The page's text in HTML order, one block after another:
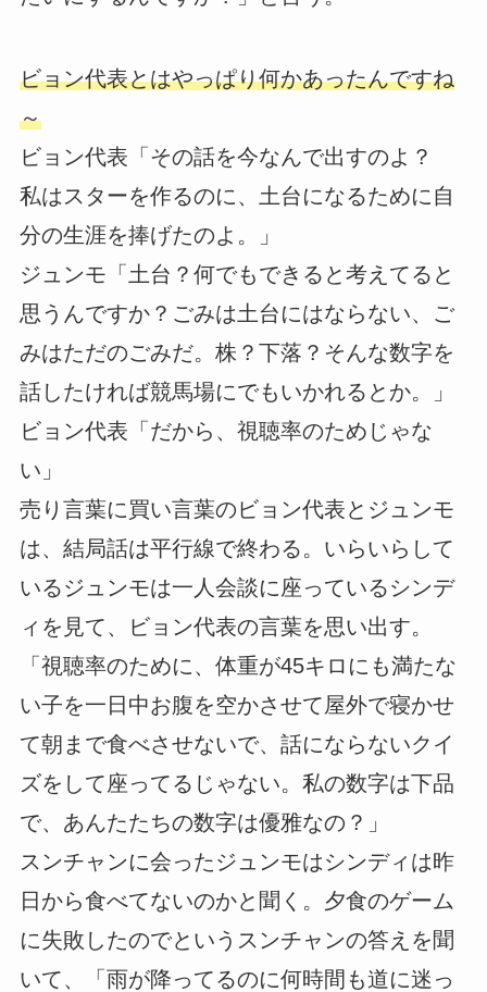
ビョン代表とはやっぱり何かあったんですね
～
ビョン代表「その話を今なんで出すのよ？
私はスターを作るのに、土台になるために自
分の生涯を捧げたのよ。」
ジュンモ「土台？何でもできると考えてると
思うんですか？ごみは土台にはならない、ご
みはただのごみだ。株？下落？そんな数字を
話したければ競馬場にでもいかれるとか。」
ビョン代表「だから、視聴率のためじゃな
い」
売り言葉に買い言葉のビョン代表とジュンモ
は、結局話は平行線で終わる。いらいらして
いるジュンモは一人会談に座っているシンデ
ィを見て、ビョン代表の言葉を思い出す。
「視聴率のために、体重が45キロにも満たな
い子を一日中お腹を空かさせて屋外で寝かせ
て朝まで食べさせないで、話にならないクイ
ズをして座ってるじゃない。私の数字は下品
で、あんたたちの数字は優雅なの？」
スンチャンに会ったジュンモはシンディは昨
日から食べてないのかと聞く。夕食のゲーム
に失敗したのでというスンチャンの答えを聞
いて、「雨が降ってるのに何時間も道に迷っ